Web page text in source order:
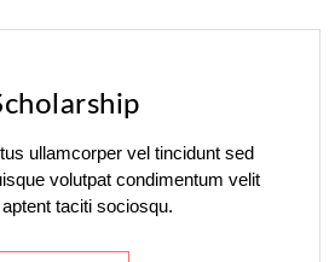
ullamcorper vel tincidunt sed
volutpat condimentum velit
taciti sociosqu.